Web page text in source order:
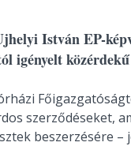
István EP-
igényelt
szerződéseket,
beszerzésére